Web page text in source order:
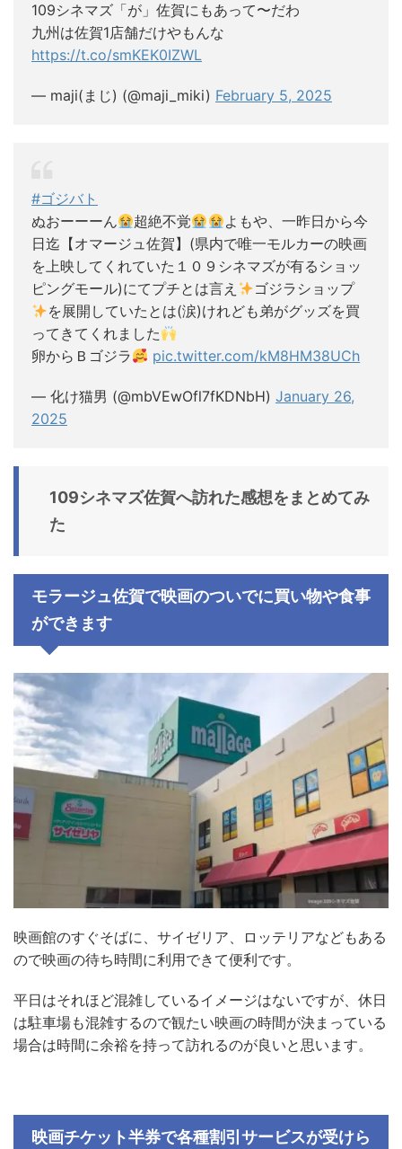
109シネマズ「が」佐賀にもあって〜だわ
九州は佐賀1店舗だけやもんな
https://t.co/smKEK0IZWL
— maji(まじ) (@maji_miki) February 5, 2025
#ゴジバト
ぬおーーーん
超絶不覚
よもや、一昨日から今
日迄【オマージュ佐賀】(県内で唯一モルカーの映画
を上映してくれていた１０９シネマズが有るショッ
ピングモール)にてプチとは言え
ゴジラショップ
を展開していたとは(涙)けれども弟がグッズを買
ってきてくれました
卵からＢゴジラ
pic.twitter.com/kM8HM38UCh
— 化け猫男 (@mbVEwOfl7fKDNbH) January 26,
2025
109シネマズ佐賀へ訪れた感想をまとめてみ
た
モラージュ佐賀で映画のついでに買い物や食事
ができます
映画館のすぐそばに、サイゼリア、ロッテリアなどもある
ので映画の待ち時間に利用できて便利です。
平日はそれほど混雑しているイメージはないですが、休日
は駐車場も混雑するので観たい映画の時間が決まっている
場合は時間に余裕を持って訪れるのが良いと思います。
映画チケット半券で各種割引サービスが受けら